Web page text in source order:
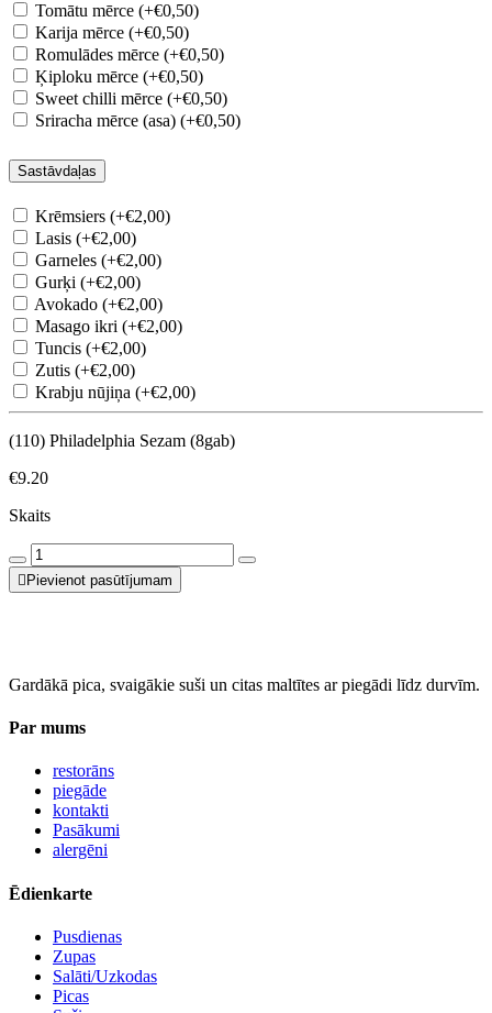
Tomātu mērce (+€0,50)
Karija mērce (+€0,50)
Romulādes mērce (+€0,50)
Ķiploku mērce (+€0,50)
Sweet chilli mērce (+€0,50)
Sriracha mērce (asa) (+€0,50)
Sastāvdaļas
Krēmsiers (+€2,00)
Lasis (+€2,00)
Garneles (+€2,00)
Gurķi (+€2,00)
Avokado (+€2,00)
Masago ikri (+€2,00)
Tuncis (+€2,00)
Zutis (+€2,00)
Krabju nūjiņa (+€2,00)
(110) Philadelphia Sezam (8gab)
€9.20
Skaits
Pievienot pasūtījumam
Gardākā pica, svaigākie suši un citas maltītes ar piegādi līdz durvīm.
Par mums
restorāns
piegāde
kontakti
Pasākumi
alergēni
Ēdienkarte
Pusdienas
Zupas
Salāti/Uzkodas
Picas